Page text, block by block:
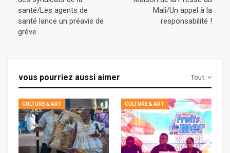
santé/Les agents de
santé lance un préavis de
grève
Mali/Un appel à la
responsabilité !
Tout
vous pourriez aussi aimer
CULTURE & ART CULTURE & ART